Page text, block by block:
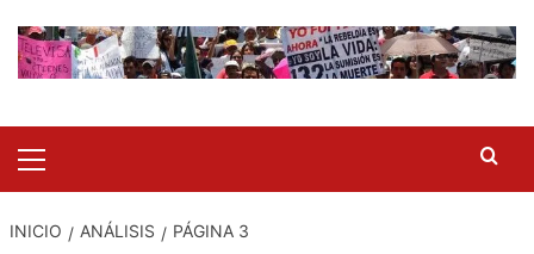
Menu
INICIO ANÁLISIS PÁGINA 3